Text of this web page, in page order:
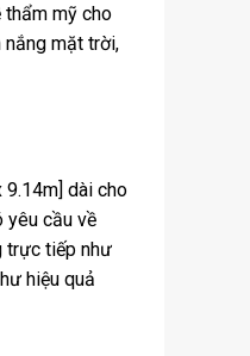
mỹ cho
nắng mặt trời,
9.14m] dài cho
cầu về
trực tiếp như
hiệu quả